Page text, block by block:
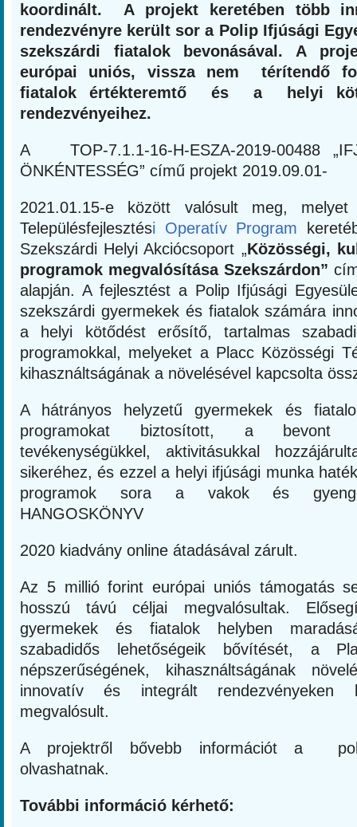
koordinált. A projekt keretében több
rendezvényre került sor a Polip Ifjúsági
szekszárdi fiatalok bevonásával. A
európai uniós, vissza nem térítendő
fiatalok értékteremtő és a helyi
rendezvényeihez.
A TOP-7.1.1-16-H-ESZA-2019-00488
ÖNKÉNTESSÉG” című projekt 2019.09.01-
2021.01.15-e között valósult meg,
Településfejlesztési Operatív Program
Szekszárdi Helyi Akciócsoport „Közösségi,
programok megvalósítása Szekszárdon”
alapján. A fejlesztést a Polip Ifjúsági
szekszárdi gyermekek és fiatalok számára
a helyi kötődést erősítő, tartalmas
programokkal, melyeket a Placc Közösségi
kihasználtságának a növelésével kapcsolta
A hátrányos helyzetű gyermekek és
programokat biztosított, a bevont
tevékenységükkel, aktivitásukkal
sikeréhez, és ezzel a helyi ifjúsági munka
programok sora a vakok és
HANGOSKÖNYV
2020 kiadvány online átadásával zárult.
Az 5 millió forint európai uniós támogatás
hosszú távú céljai megvalósultak.
gyermekek és fiatalok helyben
szabadidős lehetőségeik bővítését, a
népszerűségének, kihasználtságának
innovatív és integrált rendezvényeken
megvalósult.
A projektről bővebb információt a
olvashatnak.
További információ kérhető: